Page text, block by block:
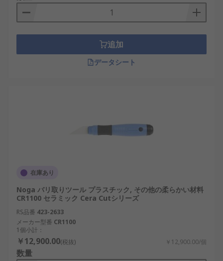
バリ取りハンドルは、バリ取り（デエッジ）中、ブ
のハンドルには、スチール製、 金属、 ゴム製、又
はプラスチック製があります。 バリ取りハンドルに
は人間工学に基づいたソフトグリップがあり、ユー
す。 バリ取りハンドルは、さまざまなサイズとブレ
ード処理機能が用意されています。これらのハンド
バリ取りブレード
バリ取りブレードは、スチール、 アルミ、 石材、
セラミック、 硬質木材、プラスチックなどのバリ取
りのために設計された手持ちバリ取りツールのエレ
メントです。手持ちバリ取りツールは小型で、 精密
なバリ取り作業に適しています。
追加
データシート
在庫あり
Noga バリ取りツール プラスチック, その他の柔らかい材料
CR1100 セラミック Cera Cutシリーズ
RS品番 423-2633
メーカー型番 CR1100
1個小計：
￥12,900.00(税抜) ￥12,900.00/個
数量